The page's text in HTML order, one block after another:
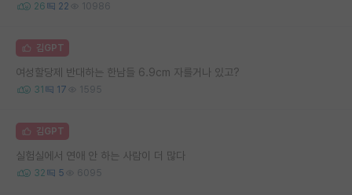
26 22 10986
김GPT
여성할당제 반대하는 한남들 6.9cm 자를거나 있고?
31 17 1595
김GPT
실험실에서 연애 안 하는 사람이 더 많다
32 5 6095